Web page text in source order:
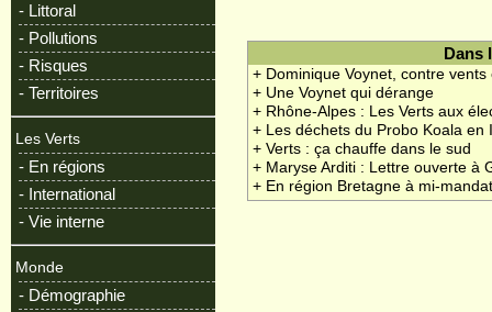
- Littoral
- Pollutions
- Risques
- Territoires
Les Verts
- En régions
- International
- Vie interne
Monde
- Démographie
Dans
+ Dominique Voynet, contre vents
+ Une Voynet qui dérange
+ Rhône-Alpes : Les Verts aux
+ Les déchets du Probo Koala en
+ Verts : ça chauffe dans le sud
+ Maryse Arditi : Lettre ouverte à
+ En région Bretagne à mi-